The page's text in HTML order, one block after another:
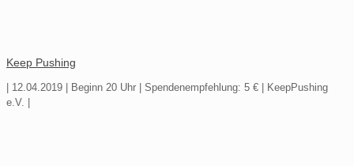
Keep Pushing
| 12.04.2019 | Beginn 20 Uhr | Spendenempfehlung: 5 € | KeepPushing
e.V. |